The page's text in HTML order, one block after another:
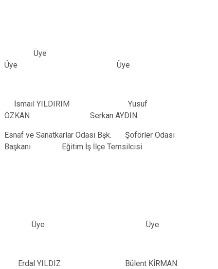
Üye
Üye Üye
İsmail YILDIRIM Yusuf
ÖZKAN Serkan AYDIN
Esnaf ve Sanatkarlar Odası Bşk. Şoförler Odası
Başkanı Eğitim İş İlçe Temsilcisi
Üye Üye
Erdal YILDIZ Bülent KİRMAN